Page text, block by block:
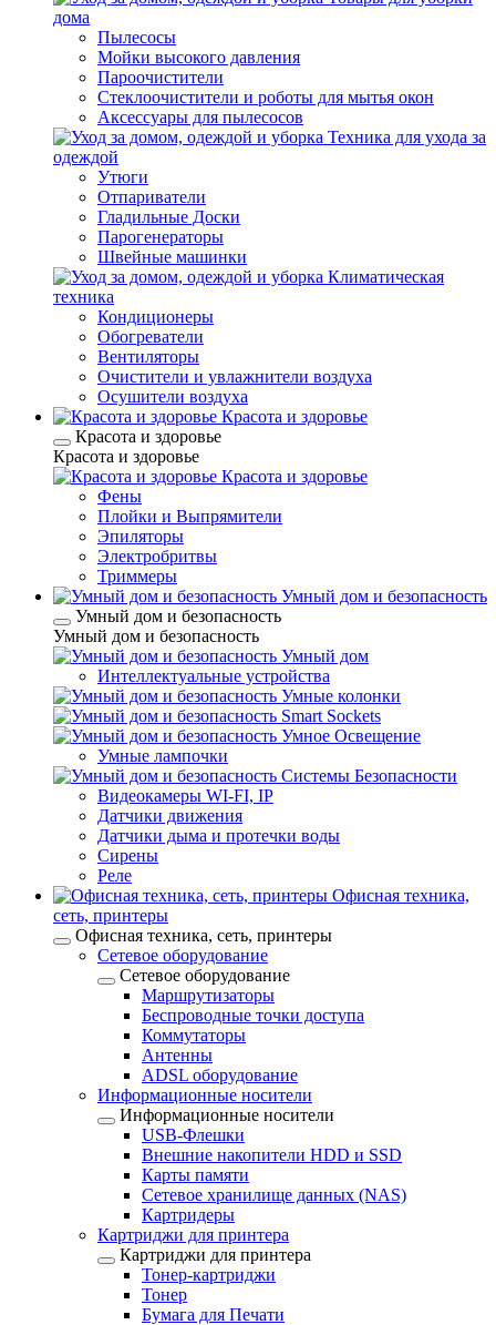
дома
Пылесосы
Мойки высокого давления
Пароочистители
Стеклоочистители и роботы для мытья окон
Аксессуары для пылесосов
Техника для ухода за
одеждой
Утюги
Отпариватели
Гладильные Доски
Парогенераторы
Швейные машинки
Климатическая
техника
Кондиционеры
Обогреватели
Вентиляторы
Очистители и увлажнители воздуха
Осушители воздуха
Красота и здоровье
Красота и здоровье
Красота и здоровье
Красота и здоровье
Фены
Плойки и Выпрямители
Эпиляторы
Электробритвы
Триммеры
Умный дом и безопасность
Умный дом и безопасность
Умный дом и безопасность
Умный дом
Интеллектуальные устройства
Умные колонки
Smart Sockets
Умное Освещение
Умные лампочки
Системы Безопасности
Видеокамеры WI-FI, IP
Датчики движения
Датчики дыма и протечки воды
Сирены
Реле
Офисная техника,
cеть, принтеры
Офисная техника, cеть, принтеры
Сетевое оборудование
Сетевое оборудование
Маршрутизаторы
Беспроводные точки доступа
Коммутаторы
Антенны
ADSL оборудование
Информационные носители
Информационные носители
USB-Флешки
Внешние накопители HDD и SSD
Карты памяти
Сетевое хранилище данных (NAS)
Картридеры
Картриджи для принтера
Картриджи для принтера
Тонер-картриджи
Тонер
Бумага для Печати